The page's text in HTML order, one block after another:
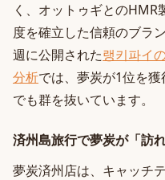
く、オットゥギとの
度を確立した信頼のブラ
週に公開された랭키파イ
分析では、夢炭が1位を
でも群を抜いています。
済州島旅行で夢炭が「訪
夢炭済州店は、キャッチ